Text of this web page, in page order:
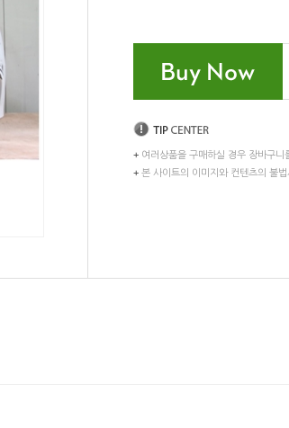
+ 여러상품을 구매하실 경우 장바구니
+ 본 사이트의 이미지와 컨텐츠의 불법